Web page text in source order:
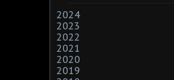
2024
2023
2022
2021
2020
2019